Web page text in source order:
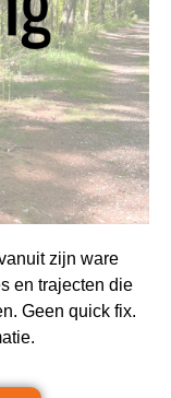
zijn ware
en trajecten die
Geen quick fix.